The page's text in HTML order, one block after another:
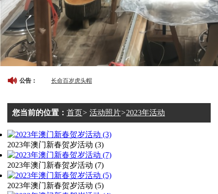
公告： 长命百岁虎头帽
三牛精神
鼠标垫
马勺
您当前的位置： 首页> 活动照片>2023年活动
2023年澳门新春贺岁活动 (3)
2023年澳门新春贺岁活动 (7)
2023年澳门新春贺岁活动 (5)